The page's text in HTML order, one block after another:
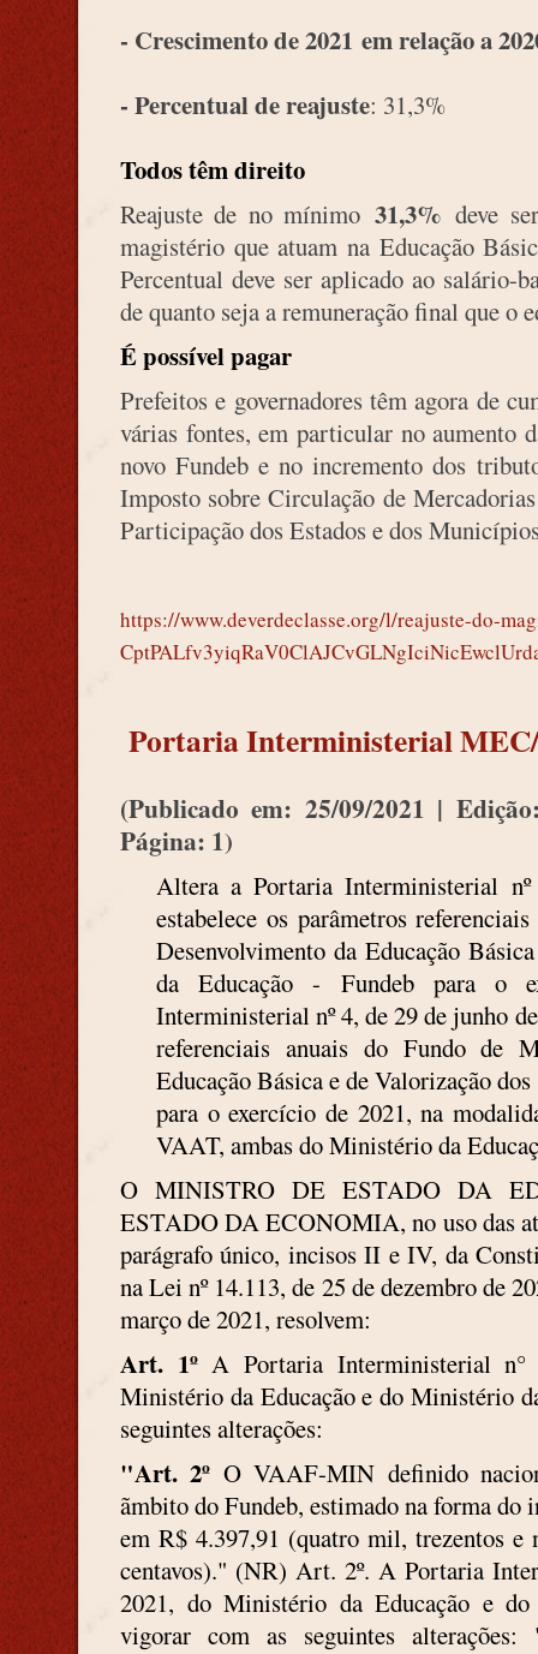
- Crescimento de 2021 em relação a
- Percentual de reajuste: 31,3%
Todos têm direito
Reajuste de no mínimo 31,3%deve
magistério que atuam na Educação
Percentual deve ser aplicado ao salário-
de quanto seja a remuneração final que o
É possível pagar
Prefeitos e governadores têm agora de
várias fontes, em particular no aumento
novo Fundeb e no incremento dos
Imposto sobre Circulação de
Participação dos Estados e dos
https://www.deverdeclasse.org/l/reajuste-do-
Portaria Interministerial MEC/
(Publicado em: 25/09/2021 |
Página: 1)
Altera a Portaria Interministerial
estabelece os parâmetros
Desenvolvimento da Educação
da Educação - Fundeb para o
Interministerial nº 4, de 29 de junho
referenciais anuais do Fundo de
Educação Básica e de Valorização
para o exercício de 2021, na
VAAT, ambas do Ministério da
O MINISTRO DE ESTADO DA
ESTADO DA ECONOMIA, no uso das
parágrafo único, incisos II e IV, da
na Lei nº 14.113, de 25 de dezembro de
março de 2021, resolvem:
Art. 1ºA Portaria Interministerial
Ministério da Educação e do Ministério
seguintes alterações:
"Art. 2º O VAAF-MIN definido
ãmbito do Fundeb, estimado na forma
em R$ 4.397,91 (quatro mil, trezentos e
centavos)." (NR) Art. 2º. A Portaria
2021, do Ministério da Educação e
vigorar com as seguintes